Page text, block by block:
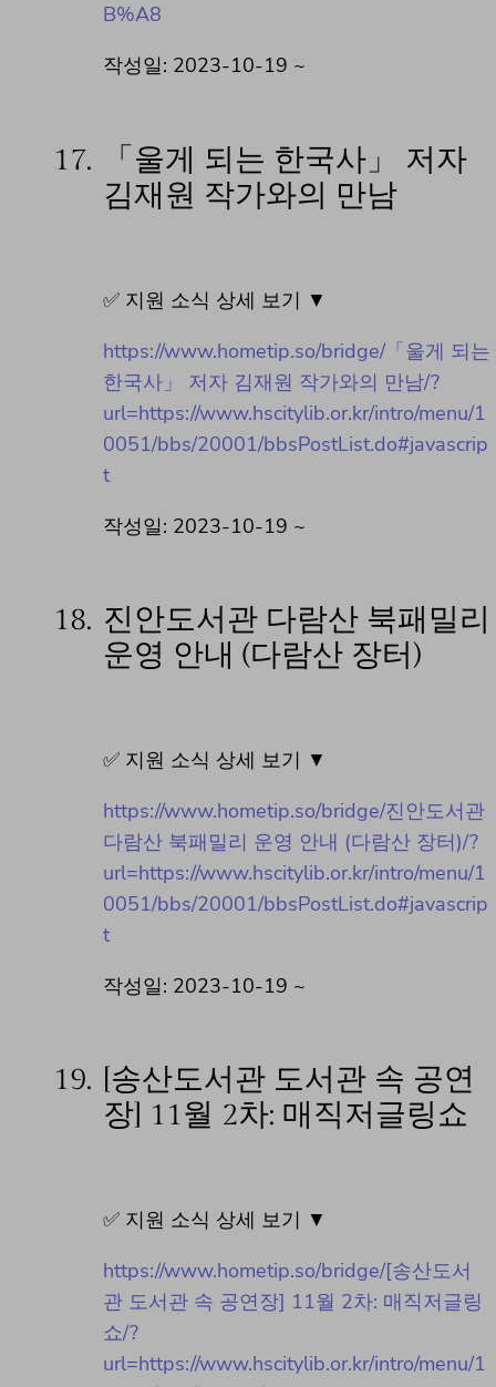
B%A8
작성일: 2023-10-19 ~
17.
「울게 되는 한국사」 저자
김재원 작가와의 만남
✅ 지원 소식 상세 보기 ▼
https://www.hometip.so/bridge/「울게 되는
한국사」 저자 김재원 작가와의 만남/?
url=https://www.hscitylib.or.kr/intro/menu/1
0051/bbs/20001/bbsPostList.do#javascrip
t
작성일: 2023-10-19 ~
18. 진안도서관 다람산 북패밀리
운영 안내 (다람산 장터)
✅ 지원 소식 상세 보기 ▼
https://www.hometip.so/bridge/진안도서관
다람산 북패밀리 운영 안내 (다람산 장터)/?
url=https://www.hscitylib.or.kr/intro/menu/1
0051/bbs/20001/bbsPostList.do#javascrip
t
작성일: 2023-10-19 ~
19. [송산도서관 도서관 속 공연
장] 11월 2차: 매직저글링쇼
✅ 지원 소식 상세 보기 ▼
https://www.hometip.so/bridge/[송산도서
관 도서관 속 공연장] 11월 2차: 매직저글링
쇼/?
url=https://www.hscitylib.or.kr/intro/menu/1